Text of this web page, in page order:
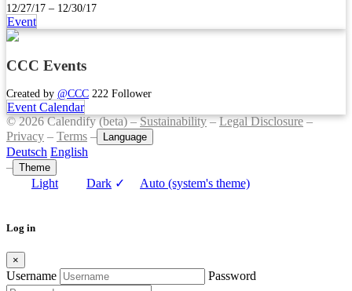
12/27/17 – 12/30/17
Event
CCC Events
Created by @CCC 222 Follower
Event Calendar
© 2026 Calendify (beta) –Sustainability–Legal Disclosure–
Privacy – Terms – Language
Deutsch English
– Theme
Light Dark ✓ Auto (system's theme)
Log in
×
Username Password